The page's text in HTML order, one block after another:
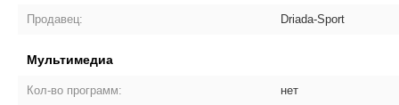
Продавец: Driada-Sport
Мультимедиа
Кол-во программ: нет